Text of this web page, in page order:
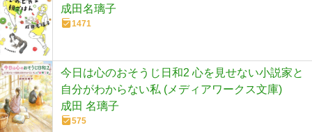
成田名璃子
1471
今日は心のおそうじ日和2 心を見せない小説家と
自分がわからない私 (メディアワークス文庫)
成田 名璃子
575